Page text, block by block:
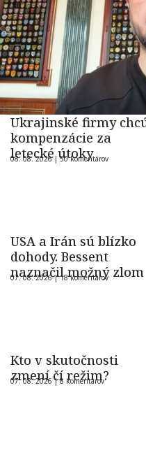
Ukrajinské firmy
kompenzácie za
letecké útoky
08. 08. 2026 |50 komentárov
USA a Irán sú blízko
dohody. Bessent
naznačil možný zlom
07. 08. 2026 |18 komentárov
Kto v skutočnosti
zmení čí režim?
07. 08. 2026 |8 komentárov